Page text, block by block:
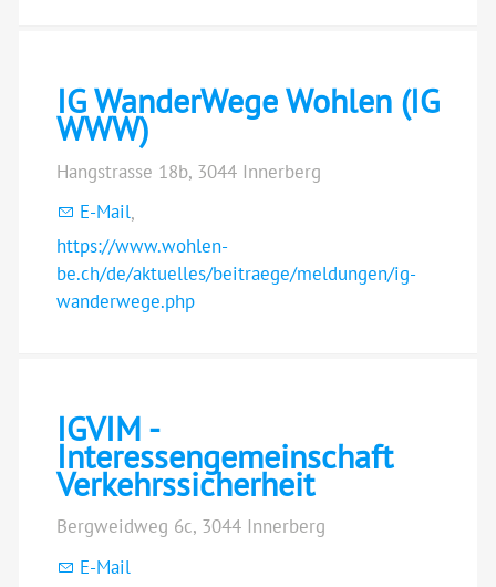
IG WanderWege Wohlen (IG
WWW)
Hangstrasse 18b, 3044 Innerberg
E-Mail,
https://www.wohlen-
be.ch/de/aktuelles/beitraege/meldungen/ig-
wanderwege.php
IGVIM -
Interessengemeinschaft
Verkehrssicherheit
Bergweidweg 6c, 3044 Innerberg
E-Mail